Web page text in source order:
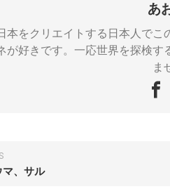
あ
本をクリエイトする日本人で
が好きです。一応世界を探検
ま
マ、サル